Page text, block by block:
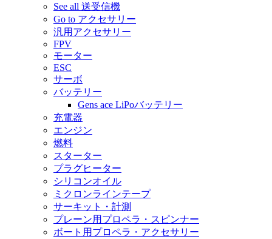
See all 送受信機
Go to アクセサリー
汎用アクセサリー
FPV
モーター
ESC
サーボ
バッテリー
Gens ace LiPoバッテリー
充電器
エンジン
燃料
スターター
プラグヒーター
シリコンオイル
ミクロンラインテープ
サーキット・計測
プレーン用プロペラ・スピンナー
ボート用プロペラ・アクセサリー